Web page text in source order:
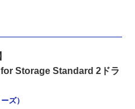
Storage Standard 2ドラ
ズ）